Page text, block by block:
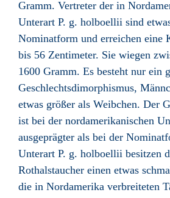
Gramm. Vertreter der in
Unterart P. g. holboellii sind
Nominatform und erreichen eine
bis 56 Zentimeter. Sie wiegen
1600 Gramm. Es besteht nur ein
Geschlechtsdimorphismus,
etwas größer als Weibchen. Der
ist bei der nordamerikanischen
ausgeprägter als bei der
Unterart P. g. holboellii besitzen
Rothalstaucher einen etwas
die in Nordamerika verbreiteten